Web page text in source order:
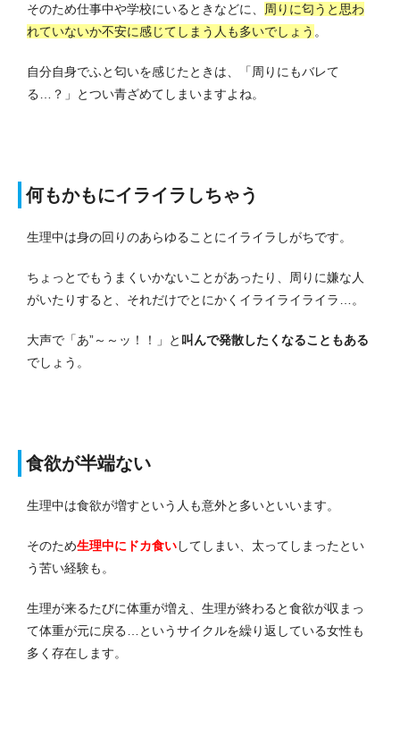
そのため仕事中や学校にいるときなどに、
周りに匂うと思わ
れていないか不安に感じてしまう人も多いでしょう 。
自分自身でふと匂いを感じたときは、「周りにもバレて
る…？」とつい青ざめてしまいますよね。
何もかもにイライラしちゃう
生理中は身の回りのあらゆることにイライラしがちです。
ちょっとでもうまくいかないことがあったり、周りに嫌な人
がいたりすると、それだけでとにかくイライライライラ…。
大声で「あ”～～ッ！！」と 叫んで発散したくなることもある
でしょう。
食欲が半端ない
生理中は食欲が増すという人も意外と多いといいます。
そのため生理中にドカ食いしてしまい、太ってしまったとい
う苦い経験も。
生理が来るたびに体重が増え、生理が終わると食欲が収まっ
て体重が元に戻る…というサイクルを繰り返している女性も
多く存在します。